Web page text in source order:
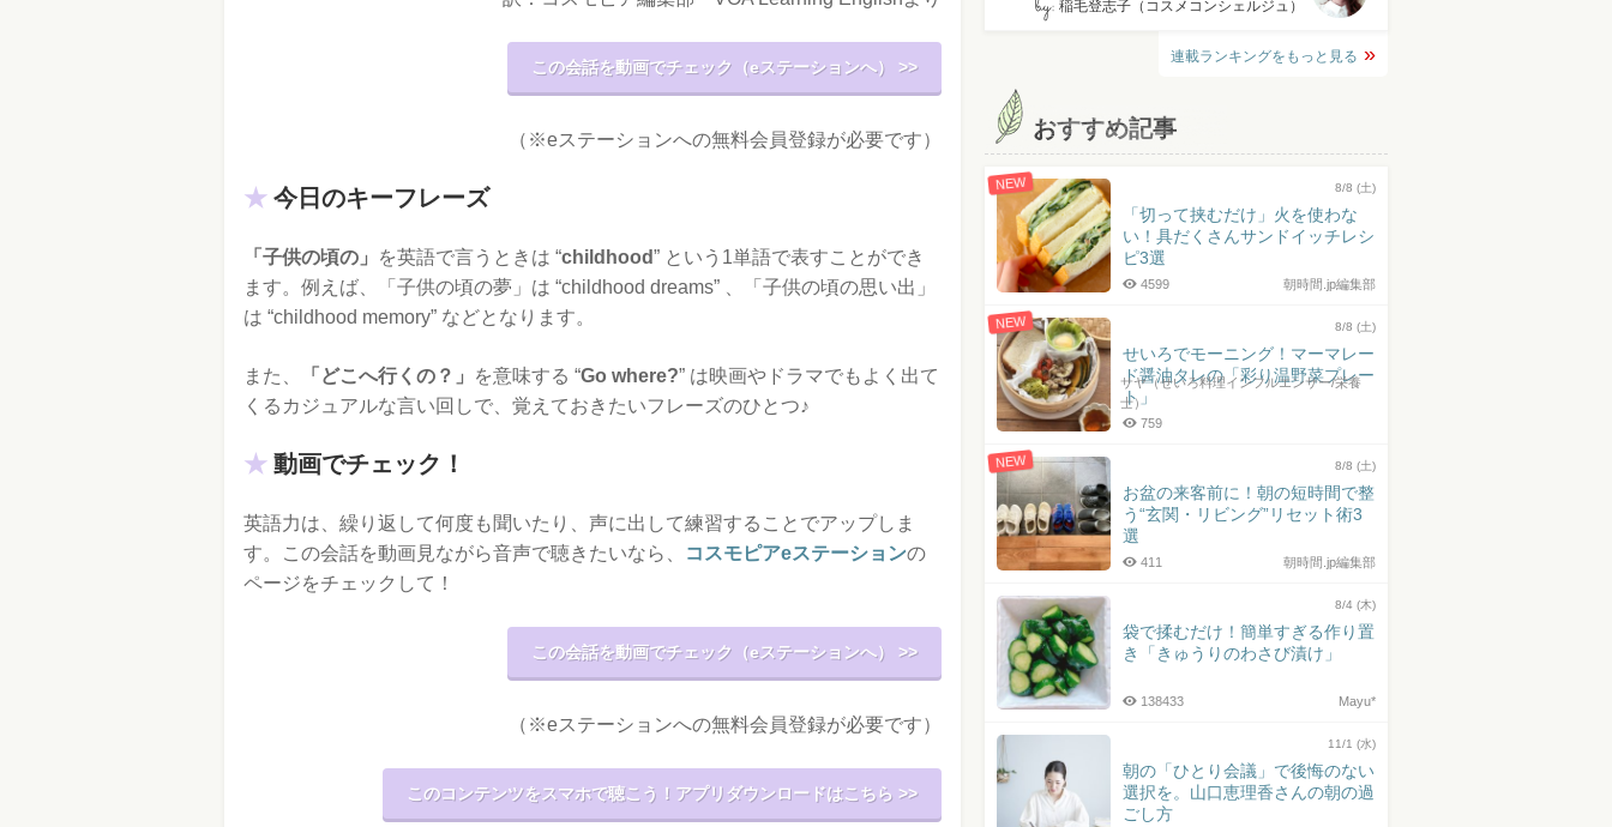
この会話を動画でチェック（eステーションへ） >>
（※eステーションへの無料会員登録が必要です）
今日のキーフレーズ
「子供の頃の」 を英語で言うときは “childhood” という1単語で表すことができ
ます。例えば、「子供の頃の夢」は “childhood dreams” 、「子供の頃の思い出」
は “childhood memory” などとなります。
また、 「どこへ行くの？」 を意味する “Go where?” は映画やドラマでもよく出て
くるカジュアルな言い回しで、覚えておきたいフレーズのひとつ♪
動画でチェック！
英語力は、繰り返して何度も聞いたり、声に出して練習することでアップしま
す。この会話を動画見ながら音声で聴きたいなら、
コスモピアeステーションの
ページをチェックして！
この会話を動画でチェック（eステーションへ） >>
（※eステーションへの無料会員登録が必要です）
このコンテンツをスマホで聴こう！アプリダウンロードはこちら >>
by: 稲毛登志子（コスメコンシェルジュ）
連載ランキングをもっと見る
おすすめ記事
NEW 8/8 (土)
「切って挟むだけ」火を使わな
い！具だくさんサンドイッチレシ
ピ3選
朝時間.jp編集部
4599
NEW 8/8 (土)
せいろでモーニング！マーマレー
ド醤油タレの「彩り温野菜プレー
ト」
サヤ（せいろ料理インフルエンサー/栄養
士）
759
NEW 8/8 (土)
お盆の来客前に！朝の短時間で整
う“玄関・リビング”リセット術3
選
朝時間.jp編集部
411
8/4 (木)
袋で揉むだけ！簡単すぎる作り置
き「きゅうりのわさび漬け」
Mayu*
138433
11/1 (水)
朝の「ひとり会議」で後悔のない
選択を。山口恵理香さんの朝の過
ごし方